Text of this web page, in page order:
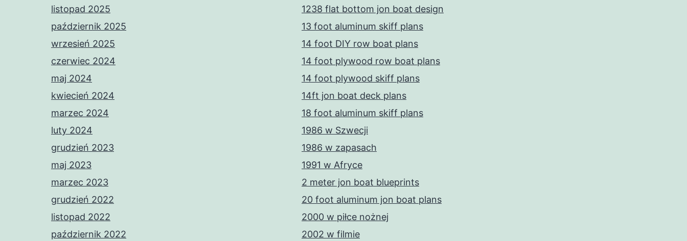
listopad 2025
październik 2025
wrzesień 2025
czerwiec 2024
maj 2024
kwiecień 2024
marzec 2024
luty 2024
grudzień 2023
maj 2023
marzec 2023
grudzień 2022
listopad 2022
październik 2022
1238 flat bottom jon boat design
13 foot aluminum skiff plans
14 foot DIY row boat plans
14 foot plywood row boat plans
14 foot plywood skiff plans
14ft jon boat deck plans
18 foot aluminum skiff plans
1986 w Szwecji
1986 w zapasach
1991 w Afryce
2 meter jon boat blueprints
20 foot aluminum jon boat plans
2000 w piłce nożnej
2002 w filmie